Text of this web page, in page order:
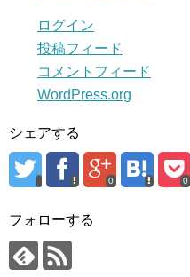
ログイン
投稿フィード
コメントフィード
WordPress.org
シェアする
0 0
フォローする